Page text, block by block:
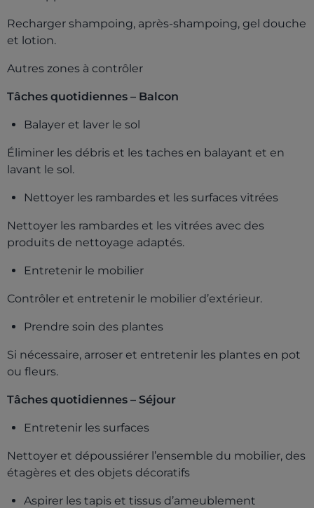
Recharger shampoing, après-shampoing, gel douche
et lotion.
Autres zones à contrôler
Tâches quotidiennes – Balcon
Balayer et laver le sol
Éliminer les débris et les taches en balayant et en
lavant le sol.
Nettoyer les rambardes et les surfaces vitrées
Nettoyer les rambardes et les vitrées avec des
produits de nettoyage adaptés.
Entretenir le mobilier
Contrôler et entretenir le mobilier d’extérieur.
Prendre soin des plantes
Si nécessaire, arroser et entretenir les plantes en pot
ou fleurs.
Tâches quotidiennes – Séjour
Entretenir les surfaces
Nettoyer et dépoussiérer l’ensemble du mobilier, des
étagères et des objets décoratifs
Aspirer les tapis et tissus d’ameublement